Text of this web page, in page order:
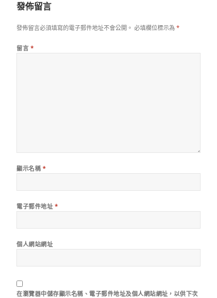
發佈留言
發佈留言必須填寫的電子郵件地址不會公開。 必填欄位標示為*
留言 *
顯示名稱 *
電子郵件地址 *
個人網站網址
在瀏覽器中儲存顯示名稱、電子郵件地址及個人網站網址，以供下次